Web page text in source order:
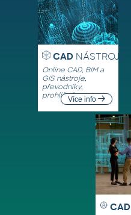
CADNÁSTROJE
Online CAD, BIM a
GIS nástroje,
převodníky,
prohlížečeVíce info
CAD